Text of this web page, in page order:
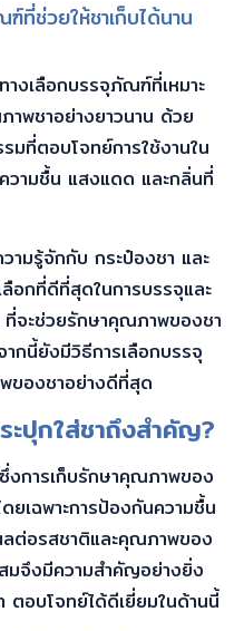
ที่ช่วยให้ชาเก็บได้นาน
างเลือกบรรจุภัณฑ์ที่เหมาะ
าพชาอย่างยาวนาน ด้วย
มที่ตอบโจทย์การใช้งานใน
ามชื้น แสงแดด และกลิ่นที่
ามรู้จักกับ กระป๋องชา และ
ลือกที่ดีที่สุดในการบรรจุและ
จะช่วยรักษาคุณภาพของชา
ากนี้ยังมีวิธีการเลือกบรรจุ
ของชาอย่างดีที่สุด
ะปุกใส่ชาถึงสำคัญ?
การเก็บรักษาคุณภาพของ
ยเฉพาะการป้องกันความชื้น
ต่อรสชาติและคุณภาพของ
มจึงมีความสำคัญอย่างยิ่ง
ตอบโจทย์ได้ดีเยี่ยมในด้านนี้